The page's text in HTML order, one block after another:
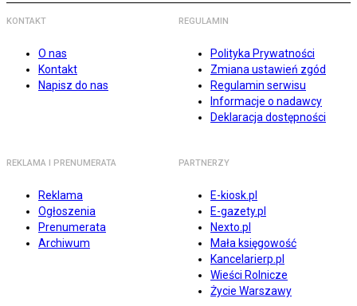
KONTAKT
O nas
Kontakt
Napisz do nas
REGULAMIN
Polityka Prywatności
Zmiana ustawień zgód
Regulamin serwisu
Informacje o nadawcy
Deklaracja dostępności
REKLAMA I PRENUMERATA
Reklama
Ogłoszenia
Prenumerata
Archiwum
PARTNERZY
E-kiosk.pl
E-gazety.pl
Nexto.pl
Mała księgowość
Kancelarierp.pl
Wieści Rolnicze
Życie Warszawy